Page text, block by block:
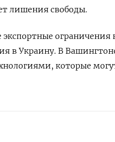
лишения свободы.
ограничения
в Украину. В
которые